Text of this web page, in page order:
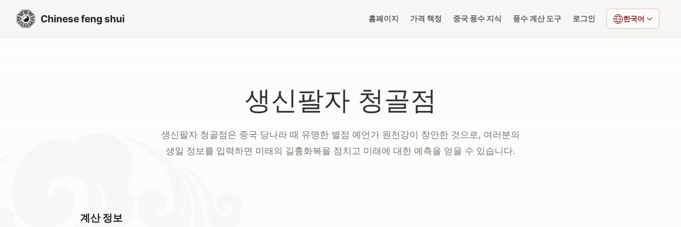
Chinese feng shui 홈페이지 가격 책정 중국 풍수 지식 풍수 계산 도구 로그인 한국어
생신팔자 청골점
생신팔자 청골점은 중국 당나라 때 유명한 별점 예언가 원천강이 창안한 것으로, 여러분의
생일 정보를 입력하면 미래의 길흉화복을 점치고 미래에 대한 예측을 얻을 수 있습니다.
계산 정보